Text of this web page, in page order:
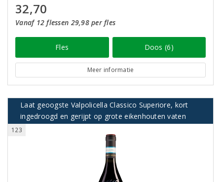
32,70
Vanaf 12 flessen 29,98 per fles
Fles Doos (6)
Meer informatie
Laat geoogste Valpolicella Classico Superiore, kort
ingedroogd en gerijpt op grote eikenhouten vaten
123